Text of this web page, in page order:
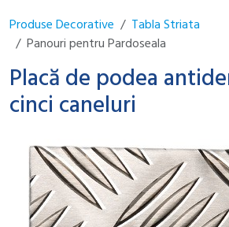
Produse Decorative
Tabla Striata
Panouri pentru Pardoseala
Placă de podea
cinci caneluri